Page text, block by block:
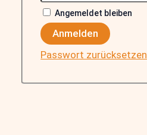
Angemeldet bleiben
Anmelden
Passwort zurücksetzen